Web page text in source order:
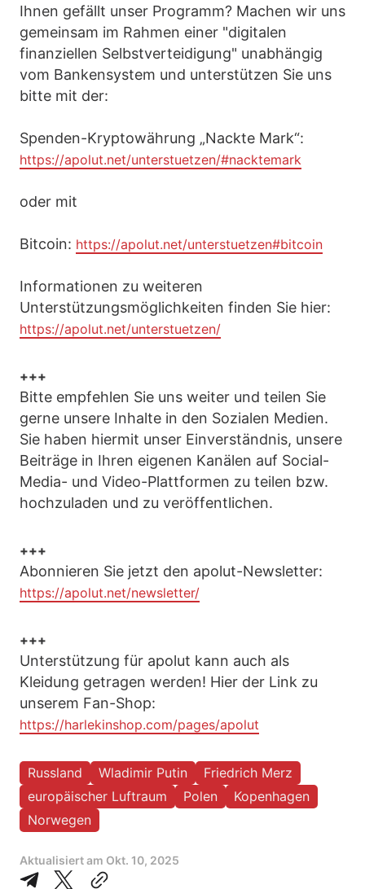
Ihnen gefällt unser Programm? Machen wir uns
gemeinsam im Rahmen einer "digitalen
finanziellen Selbstverteidigung" unabhängig
vom Bankensystem und unterstützen Sie uns
bitte mit der:
Spenden-Kryptowährung „Nackte Mark“:
https://apolut.net/unterstuetzen/#nacktemark
oder mit
Bitcoin: https://apolut.net/unterstuetzen#bitcoin
Informationen zu weiteren
Unterstützungsmöglichkeiten finden Sie hier:
https://apolut.net/unterstuetzen/
+++
Bitte empfehlen Sie uns weiter und teilen Sie
gerne unsere Inhalte in den Sozialen Medien.
Sie haben hiermit unser Einverständnis, unsere
Beiträge in Ihren eigenen Kanälen auf Social-
Media- und Video-Plattformen zu teilen bzw.
hochzuladen und zu veröffentlichen.
+++
Abonnieren Sie jetzt den apolut-Newsletter:
https://apolut.net/newsletter/
+++
Unterstützung für apolut kann auch als
Kleidung getragen werden! Hier der Link zu
unserem Fan-Shop:
https://harlekinshop.com/pages/apolut
Russland Wladimir Putin
Friedrich Merz
europäischer Luftraum
Polen
Kopenhagen
Norwegen
Aktualisiert am Okt. 10, 2025